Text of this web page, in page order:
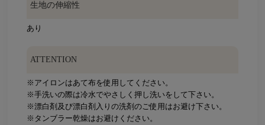
生地の伸縮性
あり
ATTENTION
※アイロンはあて布を使用してください。
※手洗いの際は冷水でやさしく押し洗いをして下さい。
※漂白剤及び漂白剤入りの洗剤のご使用はお避け下さい。
※タンブラー乾燥はお避けください。